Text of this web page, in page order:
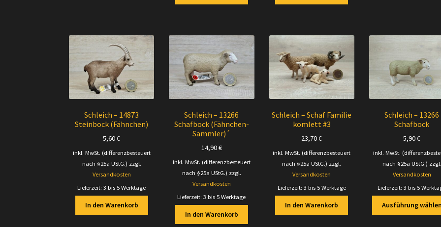
Schleich – 14873
Steinbock (Fähnchen)
5,60€
inkl. MwSt. (differenzbesteuert
nach §25a UStG.) zzgl.
Versandkosten
Lieferzeit:3 bis 5 Werktage
In den Warenkorb
Schleich – 13266
Schafbock (Fähnchen-
Sammler)´
14,90€
inkl. MwSt. (differenzbesteuert
nach §25a UStG.) zzgl.
Versandkosten
Lieferzeit:3 bis 5 Werktage
In den Warenkorb
Schleich – Schaf Familie
komlett #3
23,70€
inkl. MwSt. (differenzbesteuert
nach §25a UStG.) zzgl.
Versandkosten
Lieferzeit: 3 bis 5 Werktage
In den Warenkorb
Schleich – 13266
Schafbock
5,90€
inkl. MwSt.
nach §25a UStG.) zzgl.
Versandkosten
Lieferzeit: 3 bis 5
Ausführung wählen